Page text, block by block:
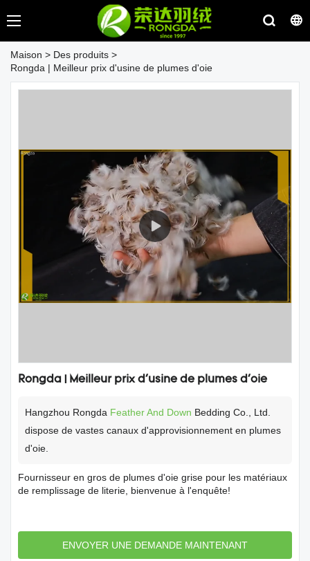
Maison > Des produits >
Rongda | Meilleur prix d'usine de plumes d'oie
Rongda | Meilleur prix d'usine de plumes d'oie
Hangzhou Rongda Feather And Down Bedding Co., Ltd.
dispose de vastes canaux d'approvisionnement en plumes
d'oie.
Fournisseur en gros de plumes d'oie grise pour les matériaux
de remplissage de literie, bienvenue à l'enquête!
ENVOYER UNE DEMANDE MAINTENANT